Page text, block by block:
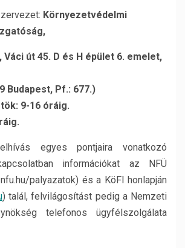
Környezetvédelmi
Váci út 45. D és H épület 6. emelet,
Budapest, Pf.: 677.)
9-16 óráig.
egyes pontjaira vonatkozó
információkat az NFÜ
palyazatok) és a KöFI honlapján
) talál, felvilágosítást pedig a Nemzeti
telefonos ügyfélszolgálata